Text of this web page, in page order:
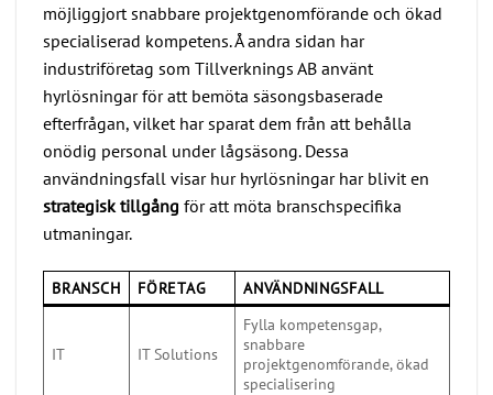
möjliggjort snabbare projektgenomförande och ökad
specialiserad kompetens. Å andra sidan har
industriföretag som Tillverknings AB använt
hyrlösningar för att bemöta säsongsbaserade
efterfrågan, vilket har sparat dem från att behålla
onödig personal under lågsäsong. Dessa
användningsfall visar hur hyrlösningar har blivit en
strategisk tillgång för att möta branschspecifika
utmaningar.
BRANSCH FÖRETAG ANVÄNDNINGSFALL
IT IT Solutions
Fylla kompetensgap,
snabbare
projektgenomförande, ökad
specialisering